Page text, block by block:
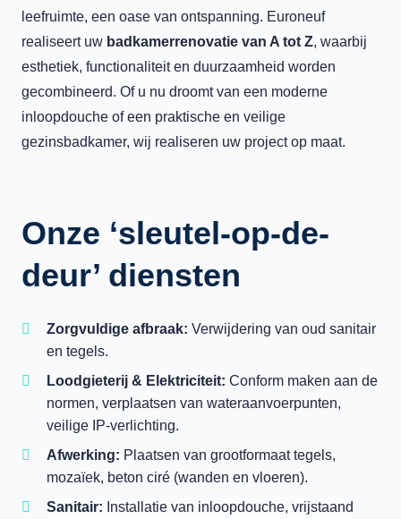
leefruimte, een oase van ontspanning. Euroneuf
realiseert uw badkamerrenovatie van A tot Z, waarbij
esthetiek, functionaliteit en duurzaamheid worden
gecombineerd. Of u nu droomt van een moderne
inloopdouche of een praktische en veilige
gezinsbadkamer, wij realiseren uw project op maat.
Onze ‘sleutel-op-de-
deur’ diensten
Zorgvuldige afbraak: Verwijdering van oud sanitair
en tegels.
Loodgieterij & Elektriciteit: Conform maken aan de
normen, verplaatsen van wateraanvoerpunten,
veilige IP-verlichting.
Afwerking: Plaatsen van grootformaat tegels,
mozaïek, beton ciré (wanden en vloeren).
Sanitair: Installatie van inloopdouche, vrijstaand